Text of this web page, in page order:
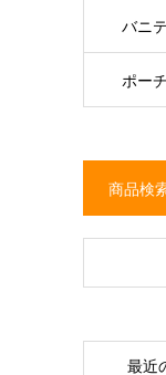
バニ
ポー
商品検
最近